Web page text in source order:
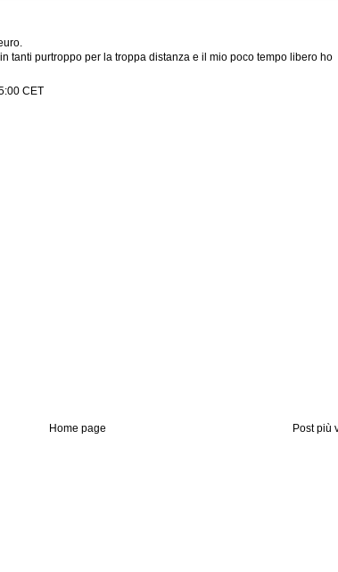
tanti purtroppo per la troppa distanza e il mio poco tempo libero ho
CET
Post più
Home page